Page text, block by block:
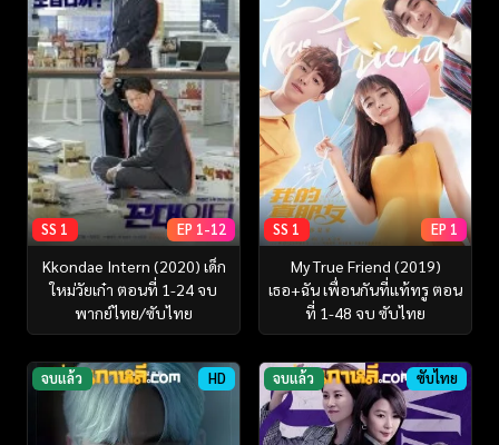
SS 1 EP 1-12
Kkondae Intern (2020) เด็ก
ใหม่วัยเก๋า ตอนที่ 1-24 จบ
พากย์ไทย/ซับไทย
SS 1 EP 1
My True Friend (2019)
เธอ+ฉัน เพื่อนกันที่แท้ทรู ตอน
ที่ 1-48 จบ ซับไทย
จบแล้ว HD จบแล้ว ซับไทย